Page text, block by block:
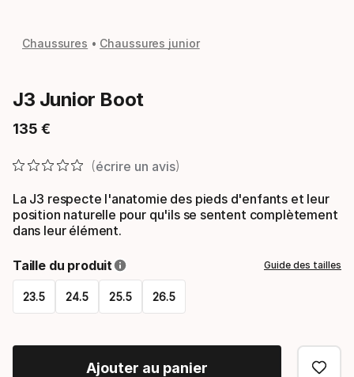
Chaussures Chaussures junior
J3 Junior Boot
135 €
Prix final
écrire un avis
La J3 respecte l'anatomie des pieds d'enfants et leur
position naturelle pour qu'ils se sentent complètement
dans leur élément.
Taille du produit Guide des tailles
23.5 24.5 25.5 26.5
select
Ajouter au panier